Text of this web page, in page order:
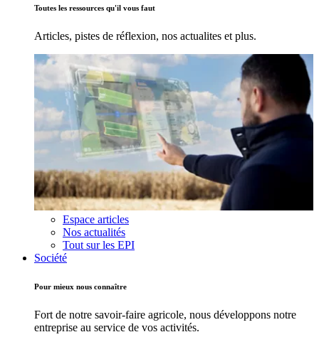
Toutes les ressources qu'il vous faut
Articles, pistes de réflexion, nos actualites et plus.
Espace articles
Nos actualités
Tout sur les EPI
Société
Pour mieux nous connaître
Fort de notre savoir-faire agricole, nous développons notre
entreprise au service de vos activités.